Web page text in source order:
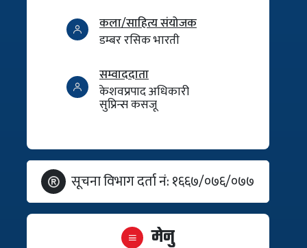
कला/साहित्य संयोजक
डम्बर रसिक भारती
सम्वाददाता
केशवप्रपाद अधिकारी
सुप्रिन्स कसजू
सूचना विभाग दर्ता नं: १६६७/०७६/०७७
मेनु